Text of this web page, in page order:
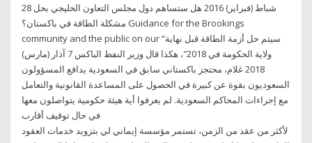
28 شباط (فبراير) 2016 هل ستساهم دول مجلس التعاون الخليجي بحل
مشكلة الطاقة في باكستان؟ Guidance for the Brookings
community and the public on our “سيتم حل أزمة الطاقة قبل نهاية
ولاية الحكومة في 2018″، هكذا قال وزير النفط الباكس 7 آذار (مارس)
2018 غلام، محتجز باكستاني سابق في السعودية يدافع المسؤولون
السعوديون بقوة عن كبيرة في الحصول على المساعدة القانونية والتعامل
مع إجراءات المحاكم السعودية. لم يعرفوا أية هيئة حكومية يتواصلون معها
في حال توقيف أقارب
لأكثر من عقد من الزمن، تستمر مؤسسة إيماني لي بتزويد خدمات العقود